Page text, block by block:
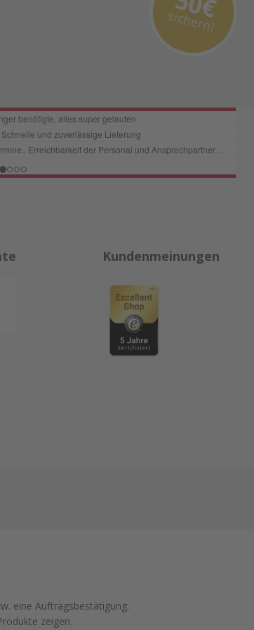
sichern!
Kundenmeinungen
eine Auftragsbestätigung.
zeigen.